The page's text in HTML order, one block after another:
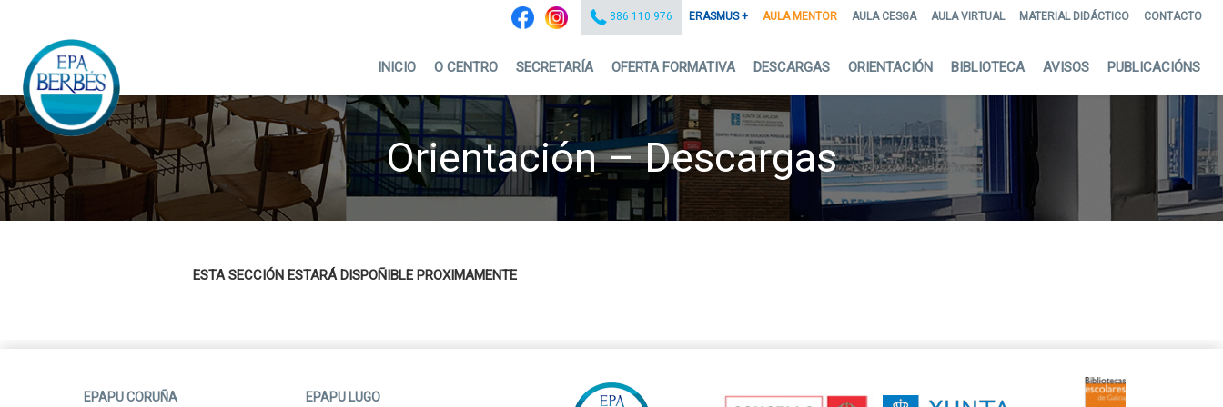
content
CONTACTO
MATERIAL DIDÁCTICO
AULA VIRTUAL
AULA CESGA
AULA MENTOR
ERASMUS +
886 110 976
INICIO O CENTRO SECRETARÍA OFERTA FORMATIVA DESCARGAS ORIENTACIÓN BIBLIOTECA AVISOS PUBLICACIÓNS
Orientación – Descargas
ESTA SECCIÓN ESTARÁ DISPOÑIBLE PROXIMAMENTE
EPAPU CORUÑA EPAPU LUGO